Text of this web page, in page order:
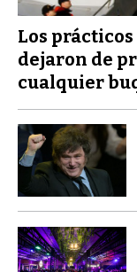
Los
dejaron de
cualquier